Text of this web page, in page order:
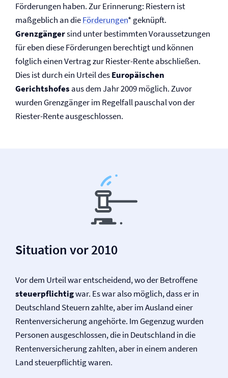
Förderungen haben. Zur Erinnerung: Riestern ist
maßgeblich an dieFörderungen* geknüpft.
Grenzgängersind unter bestimmten Voraussetzungen
für eben diese Förderungen berechtigt und können
folglich einen Vertrag zur Riester-Rente abschließen.
Dies ist durch ein Urteil desEuropäischen
Gerichtshofes aus dem Jahr 2009 möglich. Zuvor
wurden Grenzgänger im Regelfall pauschal von der
Riester-Rente ausgeschlossen.
Situation vor 2010
Vor dem Urteil war entscheidend, wo der Betroffene
steuerpflichtigwar. Es war also möglich, dass er in
Deutschland Steuern zahlte, aber im Ausland einer
Renten­versicherung angehörte. Im Gegenzug wurden
Personen ausgeschlossen, die in Deutschland in die
Renten­versicherung zahlten, aber in einem anderen
Land steuerpflichtig waren.